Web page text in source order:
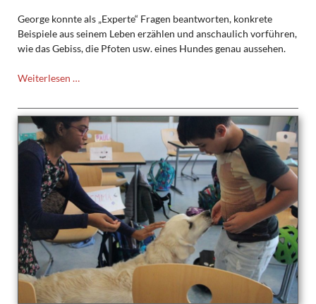
George konnte als „Experte“ Fragen beantworten, konkrete
Beispiele aus seinem Leben erzählen und anschaulich vorführen,
wie das Gebiss, die Pfoten usw. eines Hundes genau aussehen.
Weiterlesen …George
Besuch
im
Biologieunterricht
der
5c